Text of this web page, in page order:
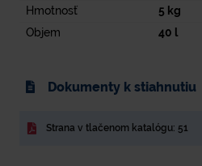
Hmotnosť
5 kg
Objem
40 l
Dokumenty k stiahnutiu
Strana v tlačenom katalógu: 51